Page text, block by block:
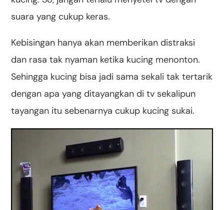
suara yang cukup keras.
Kebisingan hanya akan memberikan distraksi
dan rasa tak nyaman ketika kucing menonton.
Sehingga kucing bisa jadi sama sekali tak tertarik
dengan apa yang ditayangkan di tv sekalipun
tayangan itu sebenarnya cukup kucing sukai.